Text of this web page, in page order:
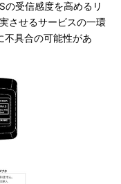
受信感度を高めるリ
させるサービスの一環
不具合の可能性があ